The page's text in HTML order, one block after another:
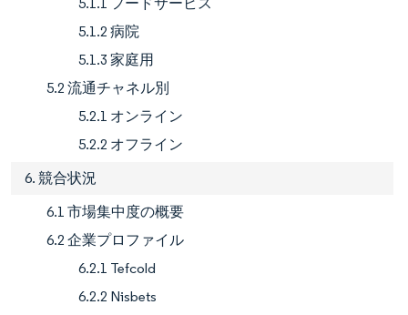
5.1.2 病院
5.1.3 家庭用
5.2 流通チャネル別
5.2.1 オンライン
5.2.2 オフライン
6. 競合状況
6.1 市場集中度の概要
6.2 企業プロファイル
6.2.1 Tefcold
6.2.2 Nisbets